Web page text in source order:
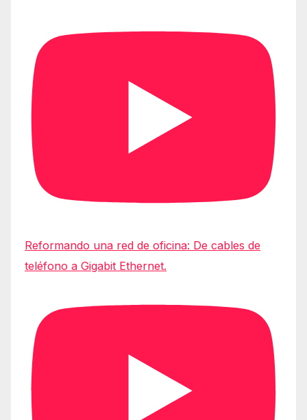
Reformando una red de oficina: De cables de
teléfono a Gigabit Ethernet.